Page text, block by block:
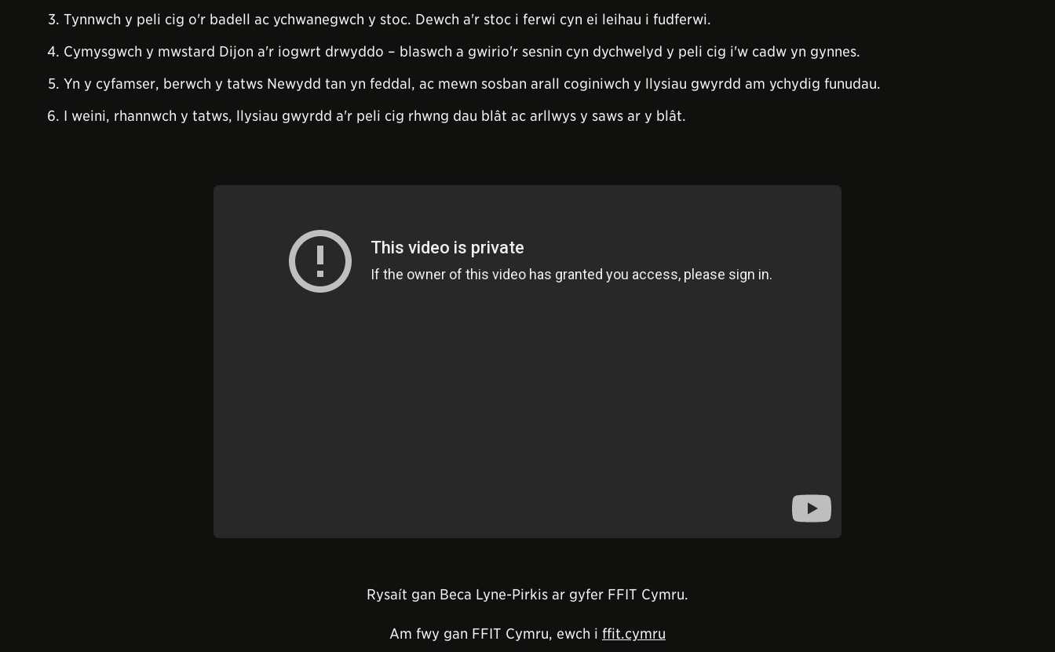
Tynnwch y peli cig o'r badell ac ychwanegwch y stoc. Dewch a'r stoc i ferwi cyn ei leihau i fudferwi.
Cymysgwch y mwstard Dijon a'r iogwrt drwyddo – blaswch a gwirio'r sesnin cyn dychwelyd y peli cig i'w cadw yn gynnes.
Yn y cyfamser, berwch y tatws Newydd tan yn feddal, ac mewn sosban arall coginiwch y llysiau gwyrdd am ychydig funudau.
I weini, rhannwch y tatws, llysiau gwyrdd a'r peli cig rhwng dau blât ac arllwys y saws ar y blât.
Rysaít gan Beca Lyne-Pirkis ar gyfer FFIT Cymru.
Am fwy gan FFIT Cymru, ewch i ffit.cymru